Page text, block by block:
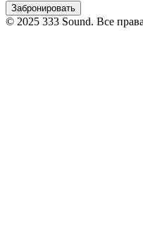
Забронировать
© 2025 333 Sound. Все